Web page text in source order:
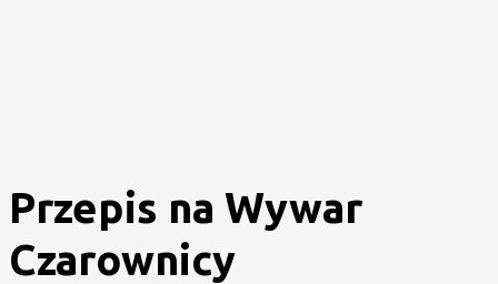
Przepis na Wywar
Czarownicy